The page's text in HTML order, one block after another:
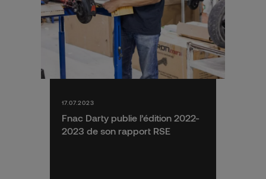
Fnac Darty publie l’édition 2022-
2023 de son rapport RSE
17.07.2023